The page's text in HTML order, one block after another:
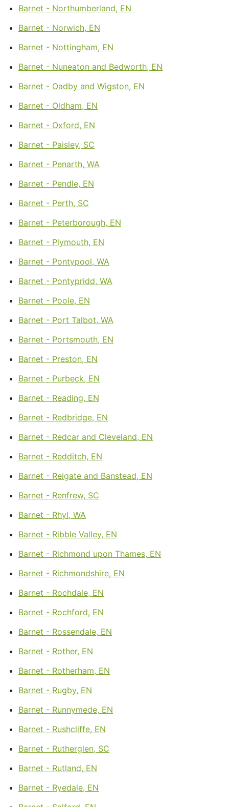
Barnet - Northumberland, EN
Barnet - Norwich, EN
Barnet - Nottingham, EN
Barnet - Nuneaton and Bedworth, EN
Barnet - Oadby and Wigston, EN
Barnet - Oldham, EN
Barnet - Oxford, EN
Barnet - Paisley, SC
Barnet - Penarth, WA
Barnet - Pendle, EN
Barnet - Perth, SC
Barnet - Peterborough, EN
Barnet - Plymouth, EN
Barnet - Pontypool, WA
Barnet - Pontypridd, WA
Barnet - Poole, EN
Barnet - Port Talbot, WA
Barnet - Portsmouth, EN
Barnet - Preston, EN
Barnet - Purbeck, EN
Barnet - Reading, EN
Barnet - Redbridge, EN
Barnet - Redcar and Cleveland, EN
Barnet - Redditch, EN
Barnet - Reigate and Banstead, EN
Barnet - Renfrew, SC
Barnet - Rhyl, WA
Barnet - Ribble Valley, EN
Barnet - Richmond upon Thames, EN
Barnet - Richmondshire, EN
Barnet - Rochdale, EN
Barnet - Rochford, EN
Barnet - Rossendale, EN
Barnet - Rother, EN
Barnet - Rotherham, EN
Barnet - Rugby, EN
Barnet - Runnymede, EN
Barnet - Rushcliffe, EN
Barnet - Rutherglen, SC
Barnet - Rutland, EN
Barnet - Ryedale, EN